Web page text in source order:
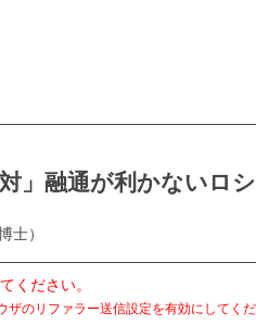
」融通が利かないロ
士）
ください。
のリファラー送信設定を有効にしてくだ